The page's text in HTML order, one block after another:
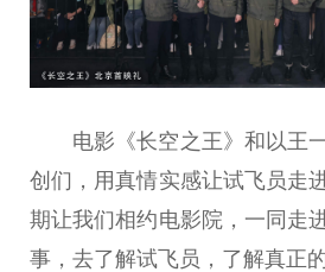
电影《长空之王》和以王
创们，用真情实感让试飞员走
期让我们相约电影院，一同走
事，去了解试飞员，了解真正